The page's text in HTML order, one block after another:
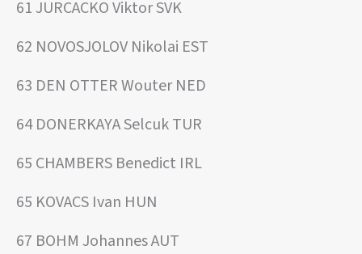
61 JURCACKO Viktor SVK
62 NOVOSJOLOV Nikolai EST
63 DEN OTTER Wouter NED
64 DONERKAYA Selcuk TUR
65 CHAMBERS Benedict IRL
65 KOVACS Ivan HUN
67 BOHM Johannes AUT